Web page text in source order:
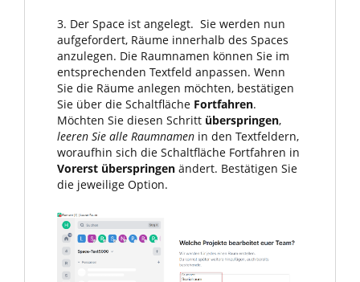
3. Der Space ist angelegt. Sie werden nun
aufgefordert, Räume innerhalb des Spaces
anzulegen. Die Raumnamen können Sie im
entsprechenden Textfeld anpassen. Wenn
Sie die Räume anlegen möchten, bestätigen
Sie über die Schaltfläche Fortfahren.
Möchten Sie diesen Schritt überspringen,
leeren Sie alle Raumnamen in den Textfeldern,
woraufhin sich die Schaltfläche Fortfahren in
Vorerst überspringen ändert. Bestätigen Sie
die jeweilige Option.